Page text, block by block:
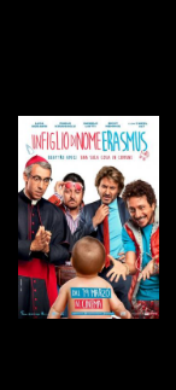
VAI ALLA SCHEDA